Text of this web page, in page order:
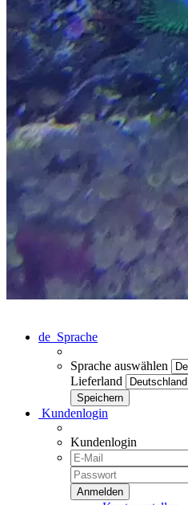
de Sprache
Sprache auswählen
Lieferland
Kundenlogin
Kundenlogin